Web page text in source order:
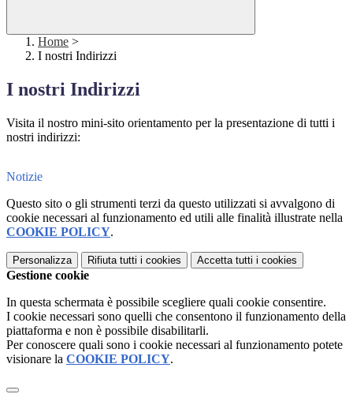
Home >
I nostri Indirizzi
I nostri Indirizzi
Visita il nostro mini-sito orientamento per la presentazione di tutti i
nostri indirizzi:
Notizie
Questo sito o gli strumenti terzi da questo utilizzati si avvalgono di
cookie necessari al funzionamento ed utili alle finalità illustrate nella
COOKIE POLICY.
Personalizza Rifiuta tutti i cookies Accetta tutti i cookies
Gestione cookie
In questa schermata è possibile scegliere quali cookie consentire.
I cookie necessari sono quelli che consentono il funzionamento della
piattaforma e non è possibile disabilitarli.
Per conoscere quali sono i cookie necessari al funzionamento potete
visionare la COOKIE POLICY.